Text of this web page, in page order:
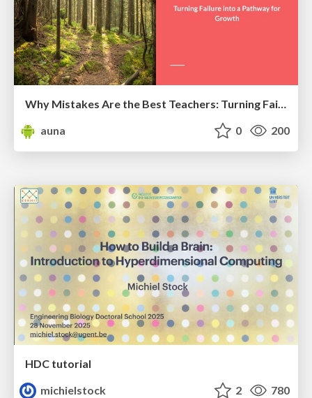
Why Mistakes Are the Best Teachers: Turning Failure into a Pathway for Growth
auna
0 200
HDC tutorial
michielstock
2 780